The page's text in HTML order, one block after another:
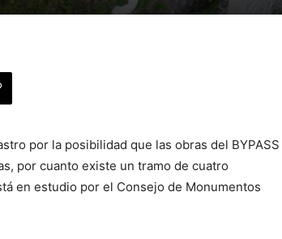
por la posibilidad que las obras del BYPASS
por cuanto existe un tramo de cuatro
en estudio por el Consejo de Monumentos